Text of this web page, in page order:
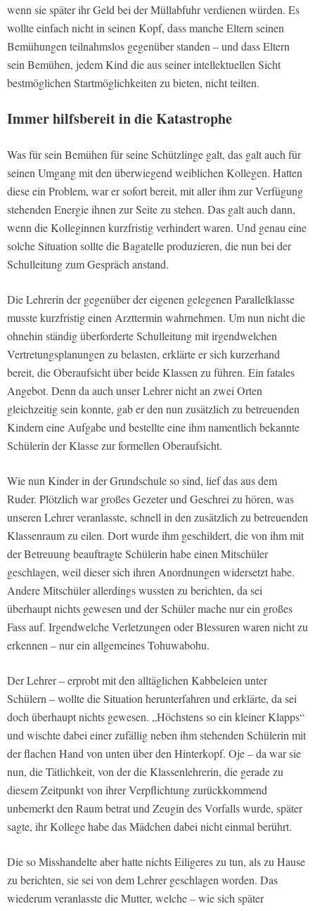
wenn sie später ihr Geld bei der Müllabfuhr verdienen würden. Es
wollte einfach nicht in seinen Kopf, dass manche Eltern seinen
Bemühungen teilnahmslos gegenüber standen – und dass Eltern
sein Bemühen, jedem Kind die aus seiner intellektuellen Sicht
bestmöglichen Startmöglichkeiten zu bieten, nicht teilten.
Immer hilfsbereit in die Katastrophe
Was für sein Bemühen für seine Schützlinge galt, das galt auch für
seinen Umgang mit den überwiegend weiblichen Kollegen. Hatten
diese ein Problem, war er sofort bereit, mit aller ihm zur Verfügung
stehenden Energie ihnen zur Seite zu stehen. Das galt auch dann,
wenn die Kolleginnen kurzfristig verhindert waren. Und genau eine
solche Situation sollte die Bagatelle produzieren, die nun bei der
Schulleitung zum Gespräch anstand.
Die Lehrerin der gegenüber der eigenen gelegenen Parallelklasse
musste kurzfristig einen Arzttermin wahrnehmen. Um nun nicht die
ohnehin ständig überforderte Schulleitung mit irgendwelchen
Vertretungsplanungen zu belasten, erklärte er sich kurzerhand
bereit, die Oberaufsicht über beide Klassen zu führen. Ein fatales
Angebot. Denn da auch unser Lehrer nicht an zwei Orten
gleichzeitig sein konnte, gab er den nun zusätzlich zu betreuenden
Kindern eine Aufgabe und bestellte eine ihm namentlich bekannte
Schülerin der Klasse zur formellen Oberaufsicht.
Wie nun Kinder in der Grundschule so sind, lief das aus dem
Ruder. Plötzlich war großes Gezeter und Geschrei zu hören, was
unseren Lehrer veranlasste, schnell in den zusätzlich zu betreuenden
Klassenraum zu eilen. Dort wurde ihm geschildert, die von ihm mit
der Betreuung beauftragte Schülerin habe einen Mitschüler
geschlagen, weil dieser sich ihren Anordnungen widersetzt habe.
Andere Mitschüler allerdings wussten zu berichten, da sei
überhaupt nichts gewesen und der Schüler mache nur ein großes
Fass auf. Irgendwelche Verletzungen oder Blessuren waren nicht zu
erkennen – nur ein allgemeines Tohuwabohu.
Der Lehrer – erprobt mit den alltäglichen Kabbeleien unter
Schülern – wollte die Situation herunterfahren und erklärte, da sei
doch überhaupt nichts gewesen. „Höchstens so ein kleiner Klapps“
und wischte dabei einer zufällig neben ihm stehenden Schülerin mit
der flachen Hand von unten über den Hinterkopf. Oje – da war sie
nun, die Tätlichkeit, von der die Klassenlehrerin, die gerade zu
diesem Zeitpunkt von ihrer Verpflichtung zurückkommend
unbemerkt den Raum betrat und Zeugin des Vorfalls wurde, später
sagte, ihr Kollege habe das Mädchen dabei nicht einmal berührt.
Die so Misshandelte aber hatte nichts Eiligeres zu tun, als zu Hause
zu berichten, sie sei von dem Lehrer geschlagen worden. Das
wiederum veranlasste die Mutter, welche – wie sich später